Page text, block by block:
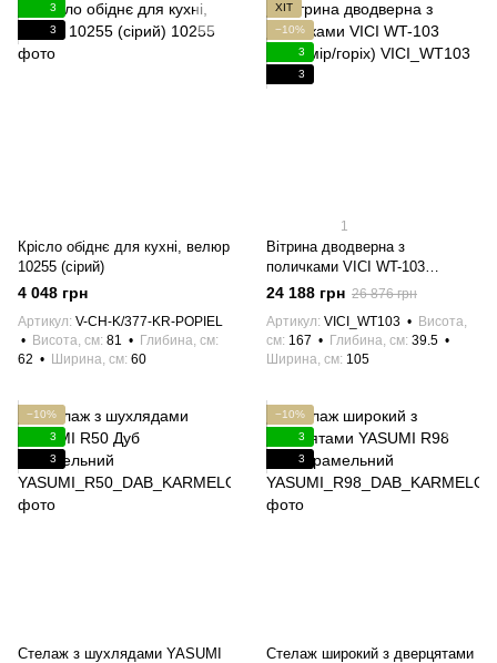
3
3
Крісло обіднє для кухні, велюр
10255 (сірий)
4 048 грн
Артикул V-CH-K/377-KR-POPIEL
Висота, см 81
Глибина, см
62
Ширина, см 60
ХІТ
−10%
3
3
1
Вітрина дводверна з
поличками VICI WT-103
(кашемір/горіх)
24 188 грн 26 876 грн
Артикул VICI_WT103
Висота,
см 167 Глибина, см 39.5
Ширина, см 105
−10%
3
3
Стелаж з шухлядами YASUMI
−10%
3
3
Стелаж широкий з дверцятами